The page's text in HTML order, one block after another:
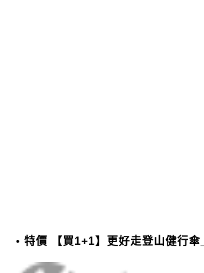
特價 【買1+1】更好走登山健行傘